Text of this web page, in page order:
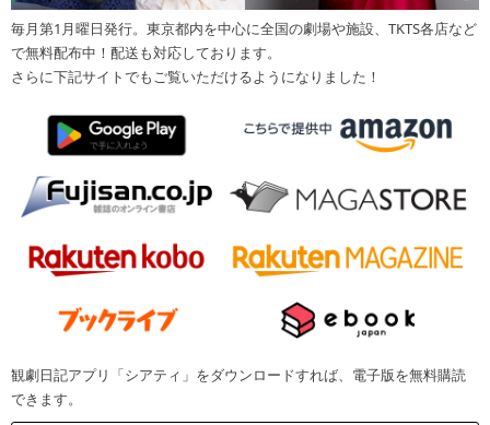
毎月第1月曜日発行。東京都内を中心に全国の劇場や施設、TKTS各店など
で無料配布中！配送も対応しております。
さらに下記サイトでもご覧いただけるようになりました！
観劇日記アプリ「シアティ」をダウンロードすれば、電子版を無料購読
できます。